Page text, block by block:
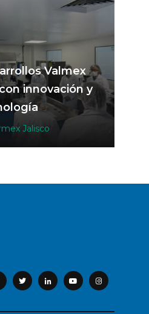
Valmex
innovación y
Jalisco